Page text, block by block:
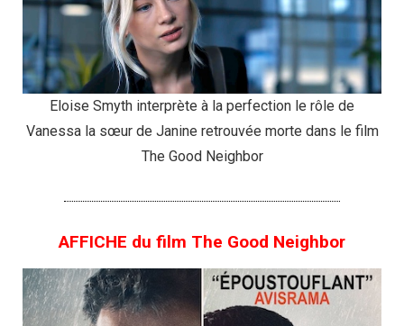
Eloise Smyth interprète à la perfection le rôle de
Vanessa la sœur de Janine retrouvée morte dans le film
The Good Neighbor
AFFICHE du film The Good Neighbor